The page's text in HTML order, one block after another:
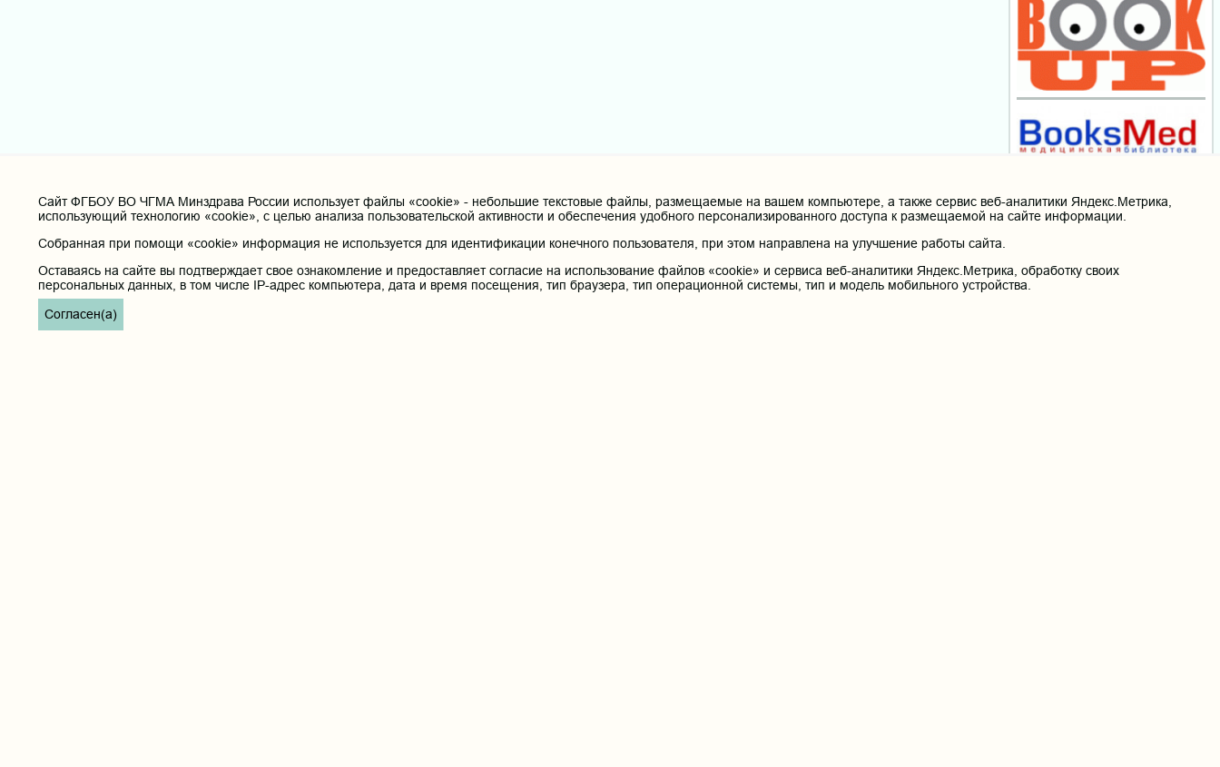
Cайт ФГБОУ ВО ЧГМА Минздрава России использует файлы «cookie» - небольшие текстовые файлы, размещаемые на вашем компьютере, а также сервис веб-аналитики Яндекс.Метрика,
использующий технологию «cookie», с целью анализа пользовательской активности и обеспечения удобного персонализированного доступа к размещаемой на сайте информации.
Собранная при помощи «cookie» информация не используется для идентификации конечного пользователя, при этом направлена на улучшение работы сайта.
Оставаясь на сайте вы подтверждает свое ознакомление и предоставляет согласие на использование файлов «cookie» и сервиса веб-аналитики Яндекс.Метрика, обработку своих
персональных данных, в том числе IP-адрес компьютера, дата и время посещения, тип браузера, тип операционной системы, тип и модель мобильного устройства.
Согласен(а)